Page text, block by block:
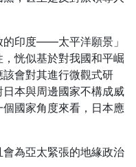
的印度——太平洋願景」
恍似基於對我國和平崛
會對其進行微觀式研
本與周邊國家不構成威
國家角度來看，日本應
為亞太緊張的地緣政治